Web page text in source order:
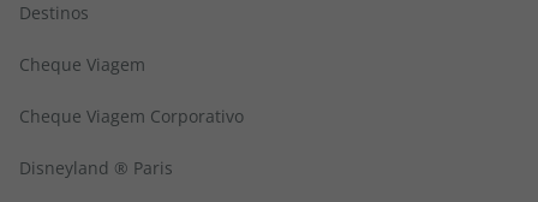
Destinos
Cheque Viagem
Cheque Viagem Corporativo
Disneyland ® Paris